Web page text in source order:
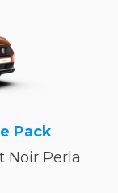
Pack
Noir Perla